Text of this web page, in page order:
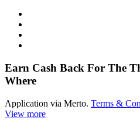
Earn Cash Back For The
Where
Application via Merto. Terms &
View more